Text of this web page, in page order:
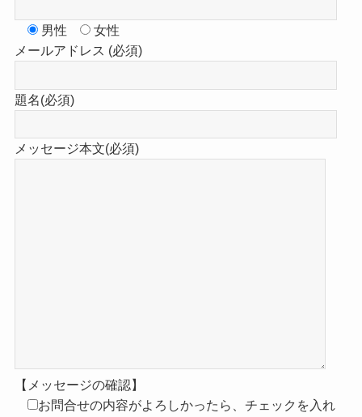
男性
女性
メールアドレス (必須)
題名(必須)
メッセージ本文(必須)
【メッセージの確認】
お問合せの内容がよろしかったら、チェックを入れ